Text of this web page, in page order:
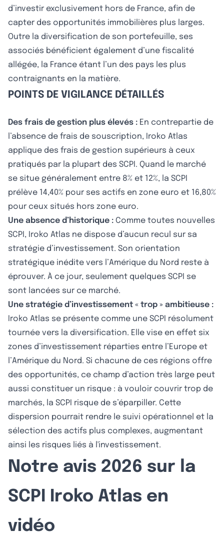
d’investir exclusivement hors de France, afin de
capter des opportunités immobilières plus larges.
Outre la diversification de son portefeuille, ses
associés bénéficient également d’une fiscalité
allégée, la France étant l’un des pays les plus
contraignants en la matière.
POINTS DE VIGILANCE DÉTAILLÉS
Des frais de gestion plus élevés : En contrepartie de
l’absence de frais de souscription, Iroko Atlas
applique des frais de gestion supérieurs à ceux
pratiqués par la plupart des SCPI. Quand le marché
se situe généralement entre 8% et 12%, la SCPI
prélève 14,40% pour ses actifs en zone euro et 16,80%
pour ceux situés hors zone euro.
Une absence d’historique : Comme toutes nouvelles
SCPI, Iroko Atlas ne dispose d’aucun recul sur sa
stratégie d’investissement. Son orientation
stratégique inédite vers l’Amérique du Nord reste à
éprouver. À ce jour, seulement quelques SCPI se
sont lancées sur ce marché.
Une stratégie d’investissement « trop » ambitieuse :
Iroko Atlas se présente comme une SCPI résolument
tournée vers la diversification. Elle vise en effet six
zones d’investissement réparties entre l’Europe et
l’Amérique du Nord. Si chacune de ces régions offre
des opportunités, ce champ d’action très large peut
aussi constituer un risque : à vouloir couvrir trop de
marchés, la SCPI risque de s’éparpiller. Cette
dispersion pourrait rendre le suivi opérationnel et la
sélection des actifs plus complexes, augmentant
ainsi les risques liés à l'investissement.
Notre avis 2026 sur la
SCPI Iroko Atlas en
vidéo